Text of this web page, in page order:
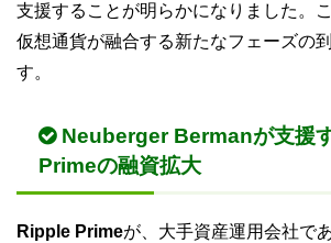
支援することが明らかになりました。
仮想通貨が融合する新たなフェーズの
す。
Neuberger Bermanが支援
Primeの融資拡大
Ripple Primeが、大手資産運用会社で